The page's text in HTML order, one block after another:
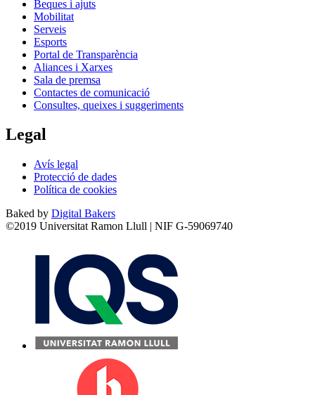
Beques i ajuts
Mobilitat
Serveis
Esports
Portal de Transparència
Aliances i Xarxes
Sala de premsa
Contactes de comunicació
Consultes, queixes i suggeriments
Legal
Avís legal
Protecció de dades
Política de cookies
Baked by Digital Bakers
©2019 Universitat Ramon Llull | NIF G-59069740